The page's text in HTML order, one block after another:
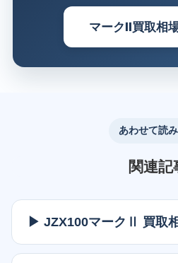
マークII買取相
あわせて読
関連記
▶ JZX100マークⅡ 買取